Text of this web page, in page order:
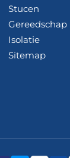
Stucen
Gereedschap
Isolatie
Sitemap